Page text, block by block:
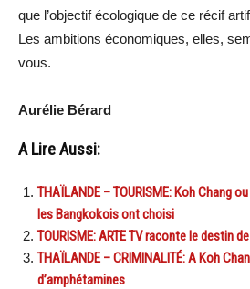
que l’objectif écologique de ce récif
Les ambitions économiques, elles,
vous.
Aurélie Bérard
A Lire Aussi:
THAÏLANDE – TOURISME: Koh Chang
les Bangkokois ont choisi
TOURISME: ARTE TV raconte le destin
THAÏLANDE – CRIMINALITÉ: A Koh
d’amphétamines